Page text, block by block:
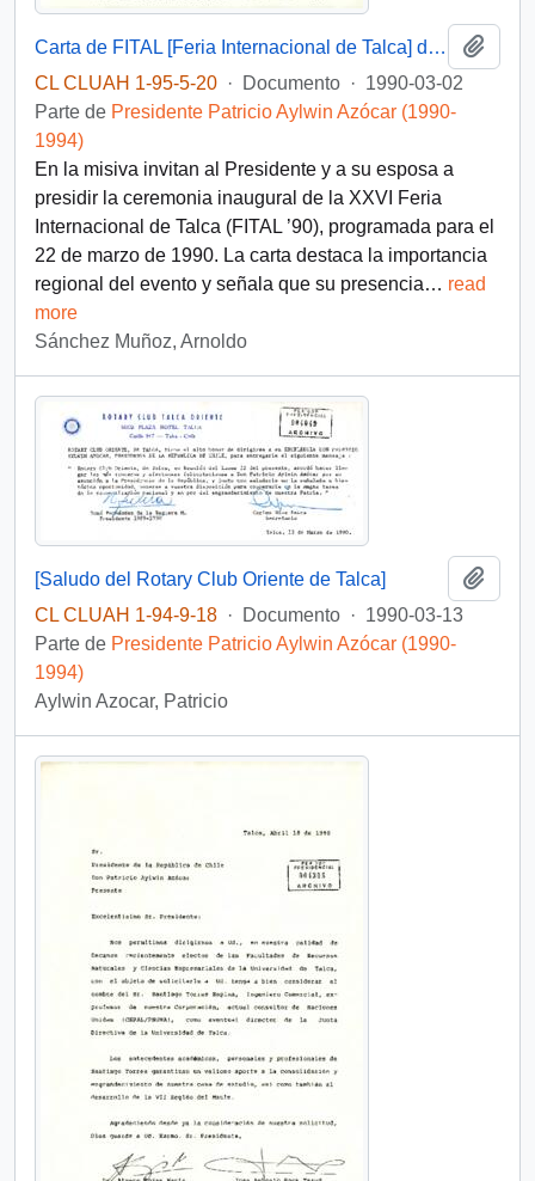
Carta de FITAL [Feria Internacional de Talca] de su Presidente, sr. Arnoldo Sánchez Muñoz, dirigida al Excelentísimo Señor Presidente de la República Don Patricio Aylwin Azócar
CL CLUAH 1-95-5-20 · Documento · 1990-03-02
Parte de Presidente Patricio Aylwin Azócar (1990-
1994)
En la misiva invitan al Presidente y a su esposa a
presidir la ceremonia inaugural de la XXVI Feria
Internacional de Talca (FITAL ’90), programada para el
22 de marzo de 1990. La carta destaca la importancia
regional del evento y señala que su presencia… read
more
Sánchez Muñoz, Arnoldo
[Saludo del Rotary Club Oriente de Talca]
CL CLUAH 1-94-9-18 · Documento · 1990-03-13
Parte de Presidente Patricio Aylwin Azócar (1990-
1994)
Aylwin Azocar, Patricio